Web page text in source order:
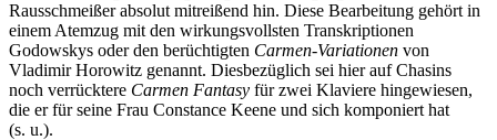
Rausschmeißer absolut mitreißend hin. Diese Bearbeitung gehört in
einem Atemzug mit den wirkungsvollsten Transkriptionen
Godowskys oder den berüchtigten Carmen-Variationen von
Vladimir Horowitz genannt. Diesbezüglich sei hier auf Chasins
noch verrücktere Carmen Fantasy für zwei Klaviere hingewiesen,
die er für seine Frau Constance Keene und sich komponiert hat
(s. u.).